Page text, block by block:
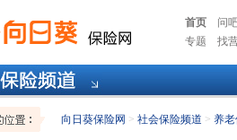
首页 问
专题
找
向日葵保险网 > 社会保险频道 > 养